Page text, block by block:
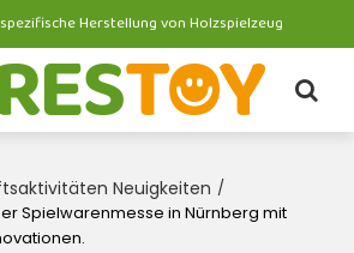
Herstellung von Holzspielzeug
Neuigkeiten /
Spielwarenmesse in Nürnberg mit